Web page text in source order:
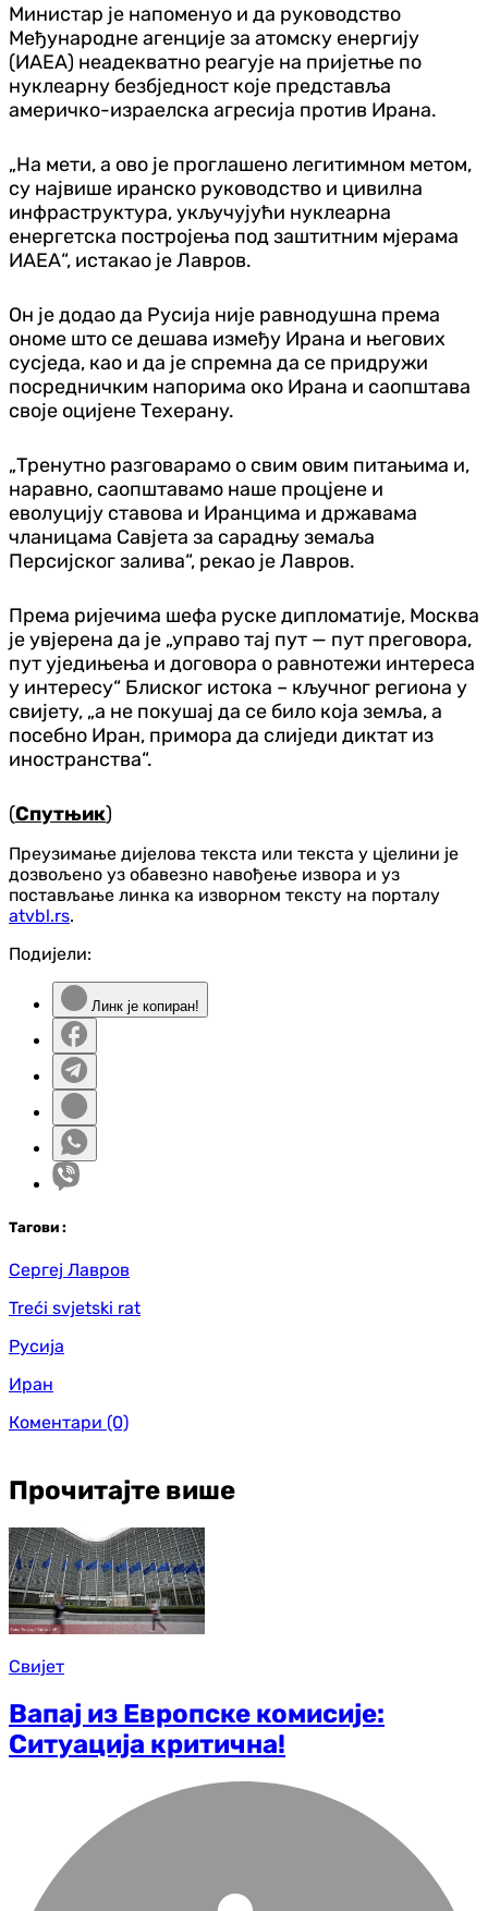
Министар је напоменуо и да руководство
Међународне агенције за атомску енергију
(ИАЕА) неадекватно реагује на пријетње по
нуклеарну безбједност које представља
америчко-израелска агресија против Ирана.
„На мети, а ово је проглашено легитимном метом,
су највише иранско руководство и цивилна
инфраструктура, укључујући нуклеарна
енергетска постројења под заштитним мјерама
ИАЕА“, истакао је Лавров.
Он је додао да Русија није равнодушна према
ономе што се дешава између Ирана и његових
сусједа, као и да је спремна да се придружи
посредничким напорима око Ирана и саопштава
своје оцијене Техерану.
„Тренутно разговарамо о свим овим питањима и,
наравно, саопштавамо наше процјене и
еволуцију ставова и Иранцима и државама
чланицама Савјета за сарадњу земаља
Персијског залива“, рекао је Лавров.
Према ријечима шефа руске дипломатије, Москва
је увјерена да је „управо тај пут — пут преговора,
пут уједињења и договора о равнотежи интереса
у интересу“ Блиског истока – кључног региона у
свијету, „а не покушај да се било која земља, а
посебно Иран, примора да слиједи диктат из
иностранства“.
(Спутњик)
Преузимање дијелова текста или текста у цјелини је
дозвољено уз обавезно навођење извора и уз
постављање линка ка изворном тексту на порталу
atvbl.rs.
Подијели:
Линк је копиран!
Тагови :
Сергеј Лавров
Treći svjetski rat
Русија
Иран
Коментари (0)
Прочитајте више
Свијет
Вапај из Европске комисије:
Ситуација критична!